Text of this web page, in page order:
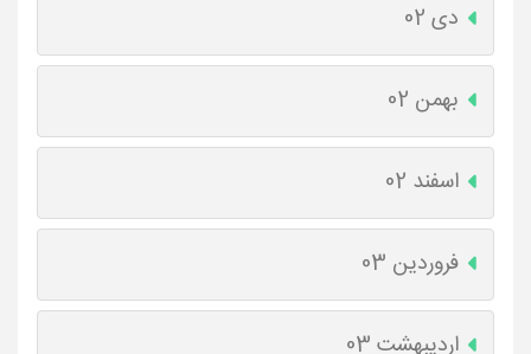
دی 02
بهمن 02
اسفند 02
فروردین 03
اردیبهشت 03